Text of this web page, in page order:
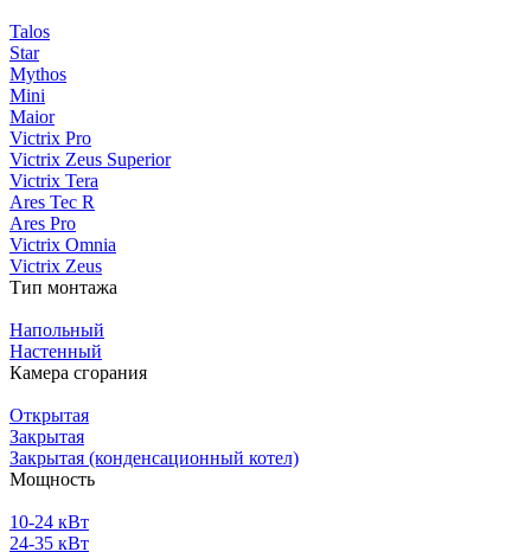
Talos
Star
Mythos
Mini
Maior
Victrix Pro
Victrix Zeus Superior
Victrix Tera
Ares Tec R
Ares Pro
Victrix Omnia
Victrix Zeus
Тип монтажа
Напольный
Настенный
Камера сгорания
Открытая
Закрытая
Закрытая (конденсационный котел)
Мощность
10-24 кВт
24-35 кВт